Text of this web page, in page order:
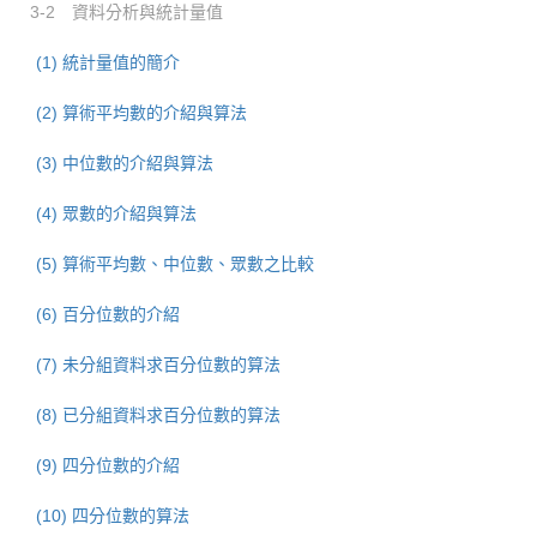
3-2 資料分析與統計量值
(1) 統計量值的簡介
(2) 算術平均數的介紹與算法
(3) 中位數的介紹與算法
(4) 眾數的介紹與算法
(5) 算術平均數、中位數、眾數之比較
(6) 百分位數的介紹
(7) 未分組資料求百分位數的算法
(8) 已分組資料求百分位數的算法
(9) 四分位數的介紹
(10) 四分位數的算法